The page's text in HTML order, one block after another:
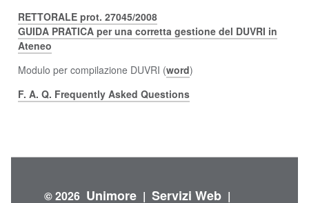
RETTORALE prot. 27045/2008
GUIDA PRATICA per una corretta gestione del DUVRI in
Ateneo
Modulo per compilazione DUVRI (word)
F. A. Q. Frequently Asked Questions
© 2026 Unimore | Servizi Web |